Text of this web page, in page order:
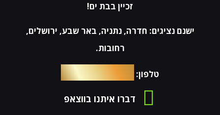
זכיין בבת ים!
ישנם נציגים: חדרה, נתניה, באר שבע, ירושלים,
רחובות.
טלפון: 054-4653576
דברו איתנו בווצאפ